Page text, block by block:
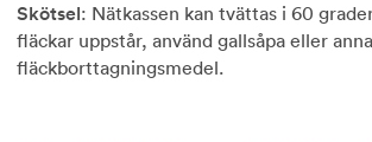
Skötsel: Nätkassen kan tvättas i 60
fläckar uppstår, använd gallsåpa eller
fläckborttagningsmedel.